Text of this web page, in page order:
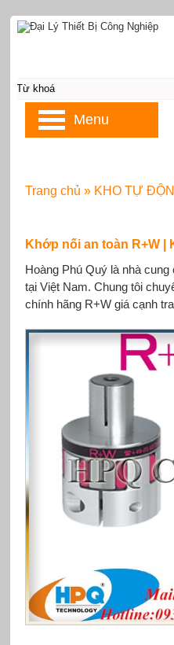
Khớp nối an toàn R+W |
Hoàng Phú Quý là nhà
tại Việt Nam. Chung tôi
chính hãng R+W giá cạnh
Trang chủ » KHO TỰ
Menu